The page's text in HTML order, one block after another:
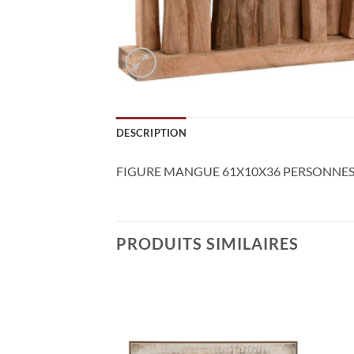
DESCRIPTION
FIGURE MANGUE 61X10X36
PRODUITS SIMILAIRES